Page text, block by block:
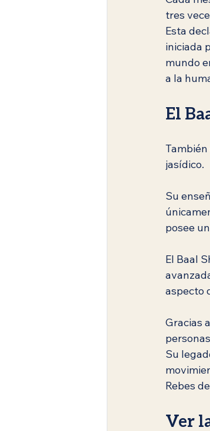
tres
Esta
iniciada
mundo
a la
El
jasídico.
Su
posee
El Baal
aspecto
Gracias
Su
Rebes
Ver